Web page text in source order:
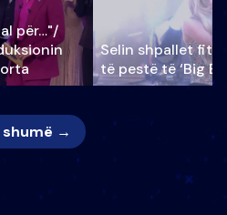
për…"/
Selin shpallet
të pestë të ‘Big
shumë →